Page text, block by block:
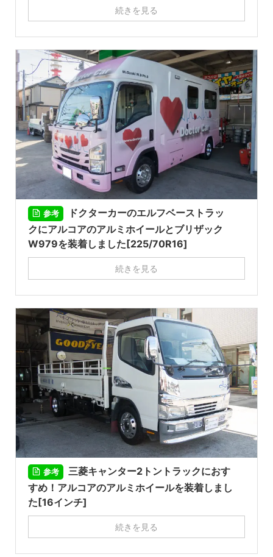
続きを見る
参考
ドクターカーのエルフベーストラッ
クにアルコアのアルミホイールとブリザック
W979を装着しました[225/70R16]
続きを見る
参考
三菱キャンター2トントラックにおす
すめ！アルコアのアルミホイールを装着しまし
た[16インチ]
続きを見る